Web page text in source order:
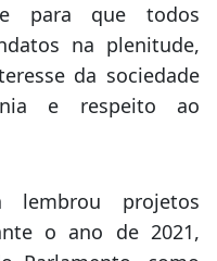
para que todos
na plenitude,
da sociedade
e respeito ao
lembrou projetos
o ano de 2021,